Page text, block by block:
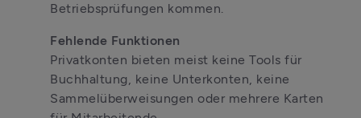
Betriebsprüfungen kommen.
Privatkonten bieten meist keine Tools für
Buchhaltung, keine Unterkonten, keine
Sammelüberweisungen oder mehrere Karten